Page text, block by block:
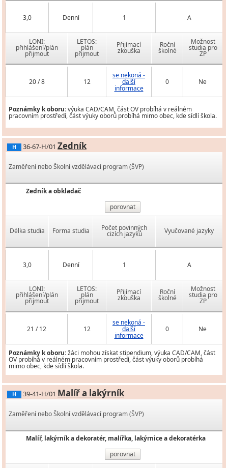
3,0 Denní 1 A
LONI:
přihlášení/plán
přijmout
LETOS:
plán
přijmout
Přijímací
zkouška
Roční
školné
Možnost
studia pro
ZP
20 / 8 12
se nekoná -
další
informace
0 Ne
Poznámky k oboru:výuka CAD/CAM, část OV probíhá v reálném
pracovním prostředí, část výuky oborů probíhá mimo obec, kde sídlí škola.
H 36-67-H/01 Zedník
Zaměření nebo Školní vzdělávací program (ŠVP)
Zedník a obkladač
porovnat
Délka studia Forma studia Počet povinných
cizích jazyků Vyučované jazyky
3,0 Denní 1 A
LONI:
přihlášení/plán
přijmout
LETOS:
plán
přijmout
Přijímací
zkouška
Roční
školné
Možnost
studia pro
ZP
21 / 12 12
se nekoná -
další
informace
0 Ne
Poznámky k oboru:žáci mohou získat stipendium, výuka CAD/CAM, část
OV probíhá v reálném pracovním prostředí, část výuky oborů probíhá
mimo obec, kde sídlí škola.
H 39-41-H/01 Malíř a lakýrník
Zaměření nebo Školní vzdělávací program (ŠVP)
Malíř, lakýrník a dekoratér, malířka, lakýrnice a dekoratérka
porovnat